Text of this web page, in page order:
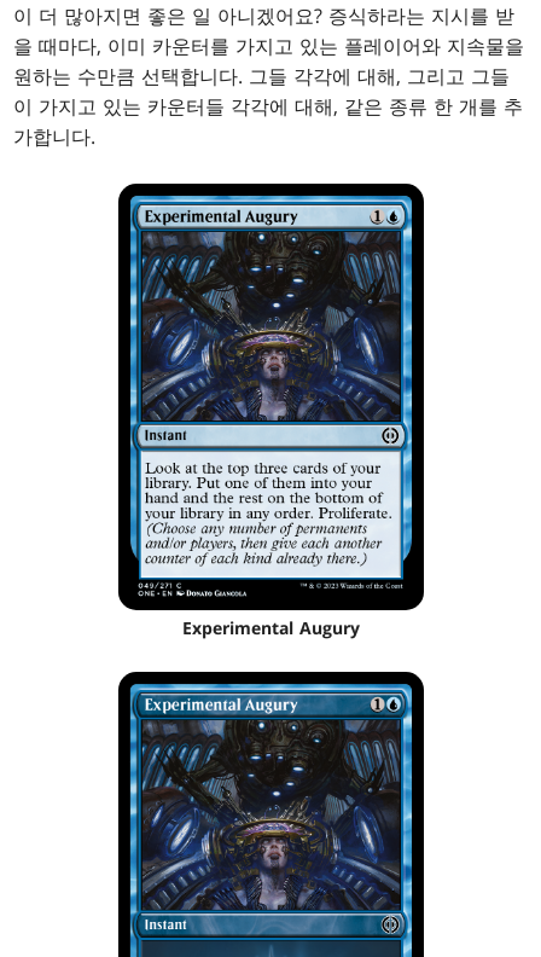
이 더 많아지면 좋은 일 아니겠어요? 증식하라는 지시를 받
을 때마다, 이미 카운터를 가지고 있는 플레이어와 지속물을
원하는 수만큼 선택합니다. 그들 각각에 대해, 그리고 그들
이 가지고 있는 카운터들 각각에 대해, 같은 종류 한 개를 추
가합니다.
Experimental Augury